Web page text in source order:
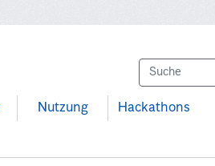
Nutzung Hackathons